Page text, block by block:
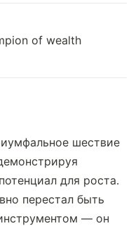
шествие
для роста.
перестал быть
— он